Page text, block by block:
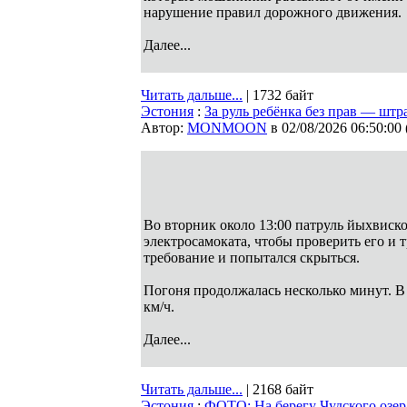
нарушение правил дорожного движения.
Далее...
Читать дальше... | 1732 байт
Эстония : За руль ребёнка без прав —
Автор: MONMOON в 02/08/2026 06:50:00
Во вторник около 13:00 патруль
электросамоката, чтобы проверить его и
требование и попытался скрыться.
Погоня продолжалась несколько минут.
км/ч.
Далее...
Читать дальше... | 2168 байт